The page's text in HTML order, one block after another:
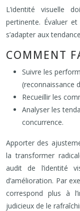
L’identité visuelle
pertinente. Évaluer
s’adapter aux
COMMENT
Suivre les
(reconnaissance
Recueillir les
Analyser les
concurrence.
Apporter des
la transformer
audit de l’identité
d’amélioration. Par
correspond plus à
judicieux de le